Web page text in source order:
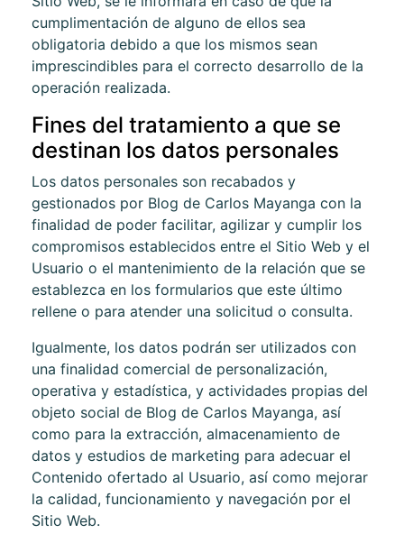
cumplimentación de alguno de ellos sea
obligatoria debido a que los mismos sean
imprescindibles para el correcto desarrollo de la
operación realizada.
Fines del tratamiento a que se
destinan los datos personales
Los datos personales son recabados y
gestionados por Blog de Carlos Mayanga con la
finalidad de poder facilitar, agilizar y cumplir los
compromisos establecidos entre el Sitio Web y el
Usuario o el mantenimiento de la relación que se
establezca en los formularios que este último
rellene o para atender una solicitud o consulta.
Igualmente, los datos podrán ser utilizados con
una finalidad comercial de personalización,
operativa y estadística, y actividades propias del
objeto social de Blog de Carlos Mayanga, así
como para la extracción, almacenamiento de
datos y estudios de marketing para adecuar el
Contenido ofertado al Usuario, así como mejorar
la calidad, funcionamiento y navegación por el
Sitio Web.